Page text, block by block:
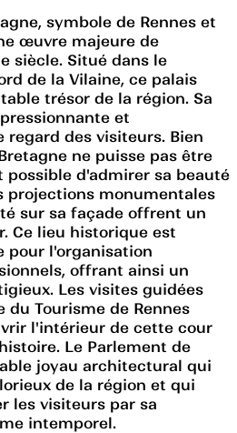
symbole de Rennes et
œuvre majeure de
siècle. Situé dans le
de la Vilaine, ce palais
trésor de la région. Sa
et
regard des visiteurs. Bien
ne puisse pas être
d'admirer sa beauté
projections monumentales
sur sa façade offrent un
Ce lieu historique est
pour l'organisation
offrant ainsi un
Les visites guidées
du Tourisme de Rennes
l'intérieur de cette cour
Le Parlement de
joyau architectural qui
de la région et qui
les visiteurs par sa
intemporel.